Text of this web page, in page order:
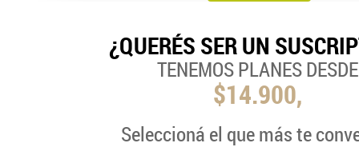
¿QUERÉS SER UN
TENEMOS PLANES DESDE
$14.900,
Seleccioná el que más te